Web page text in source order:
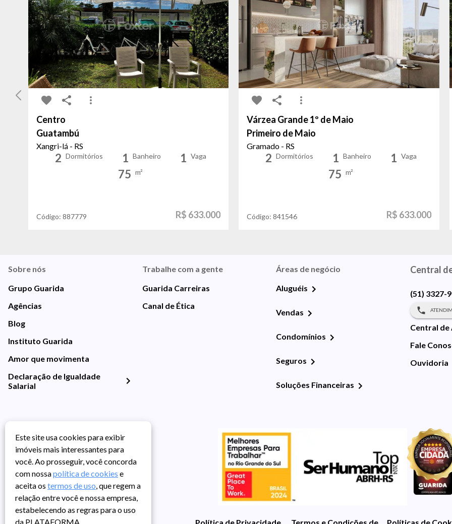
Centro
Guatambú
Xangri-lá - RS
2 Dormitórios 1 Banheiro 1 Vaga
75 m²
Código: 887779 R$ 633.000
Várzea Grande 1º de Maio
Primeiro de Maio
Gramado - RS
2 Dormitórios 1 Banheiro 1 Vaga
75 m²
Código:841546 R$ 633.000
Sobre nós
Grupo Guarida
Agências
Blog
Instituto Guarida
Amor que movimenta
Declaração de Igualdade
Salarial
Trabalhe com a gente
Guarida Carreiras
Canal de Ética
Áreas de negócio
Aluguéis
Vendas
Condomínios
Seguros
Soluções Financeiras
Central
(51) 3327-
Central de
Fale
Ouvidoria
Política de Privacidade Termos e Condições de UsoPolíticas de
Este site usa cookies para exibir
imóveis mais interessantes para
você. Ao prosseguir, você concorda
com nossapolítica de cookies e
aceita os termos de uso, que regem a
relação entre você e nossa empresa,
estabelecendo as regras para o uso
da PLATAFORMA.